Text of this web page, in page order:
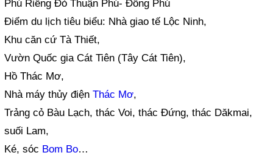
Phú Riềng Đỏ Thuận Phú- Đồng Phú
Điểm du lịch tiêu biểu: Nhà giao tế Lộc Ninh,
Khu căn cứ Tà Thiết,
Vườn Quốc gia Cát Tiên (Tây Cát Tiên),
Hồ Thác Mơ,
Nhà máy thủy điệnThác Mơ,
Trảng cỏ Bàu Lạch, thác Voi, thác Đứng, thác Dăkmai,
suối Lam,
Ké, sóc Bom Bo…